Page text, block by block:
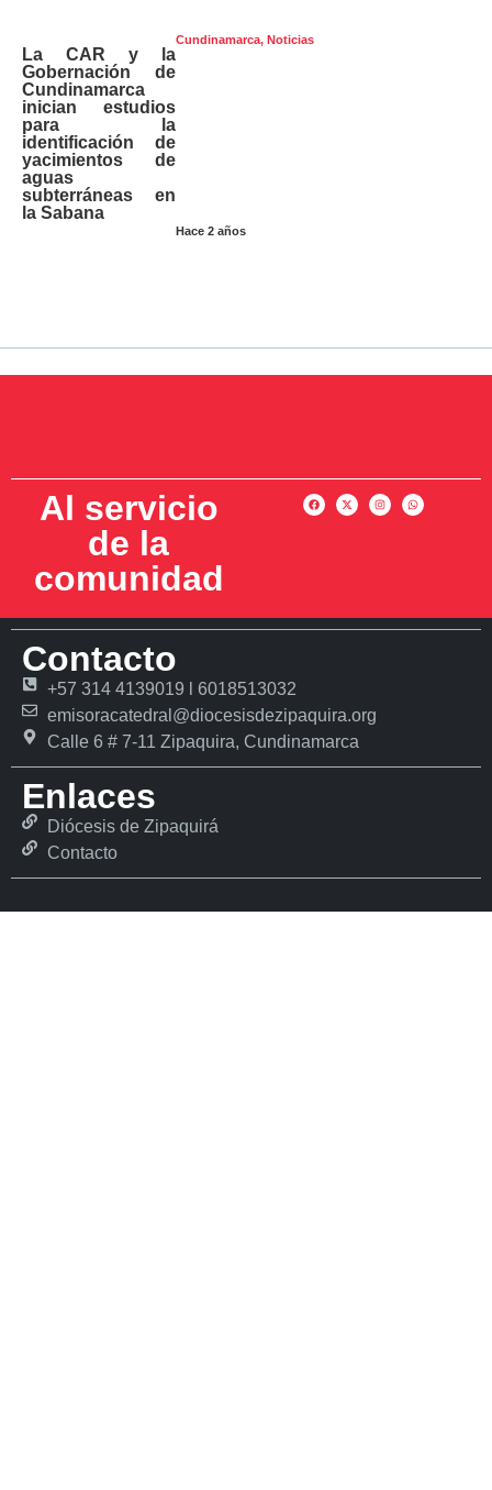
Cundinamarca, Noticias
Hace 2 años
La CAR y la
Gobernación de
Cundinamarca
inician estudios
para la
identificación de
yacimientos de
aguas
subterráneas en
la Sabana
Al servicio
de la
comunidad
Contacto
+57 314 4139019 l 6018513032
emisoracatedral@diocesisdezipaquira.org
Calle 6 # 7-11 Zipaquira, Cundinamarca
Enlaces
Diócesis de Zipaquirá
Contacto